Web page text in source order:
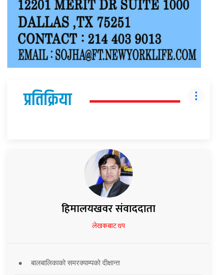
प्रतिक्रिया
हिमालयखवर संवाददाता
लेखकबाट थप
बालबालिकाको समरक्याम्पको दीक्षान्त